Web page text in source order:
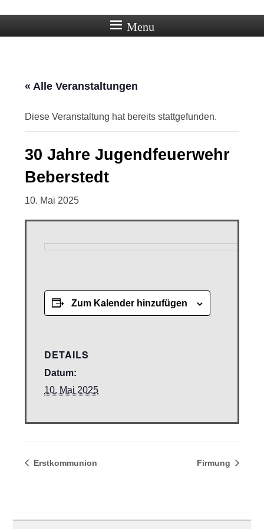
Menu
« Alle Veranstaltungen
Diese Veranstaltung hat bereits stattgefunden.
30 Jahre Jugendfeuerwehr
Beberstedt
10. Mai 2025
Zum Kalender hinzufügen
DETAILS
Datum:
10. Mai 2025
Erstkommunion Firmung